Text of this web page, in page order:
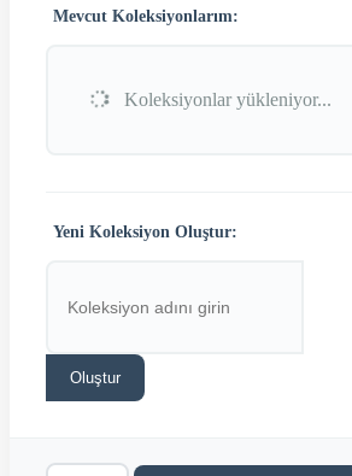
Mevcut Koleksiyonlarım:
Koleksiyonlar yükleniyor...
Yeni Koleksiyon Oluştur:
Oluştur